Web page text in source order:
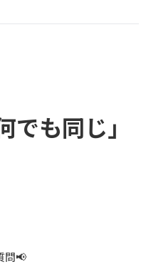
も同じ」
問📢